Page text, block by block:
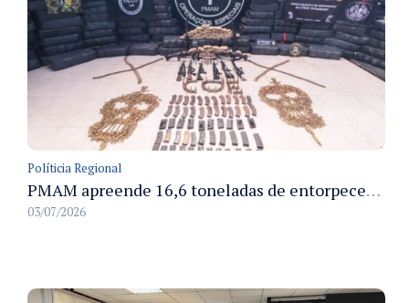
Políticia Regional
PMAM apreende 16,6 toneladas de entorpecentes e registra aumento nas prisões em flagrante e nas capturas de foragidos no primeiro semestre de 2026
03/07/2026